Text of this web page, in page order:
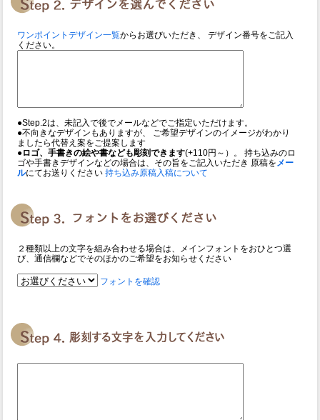
ワンポイントデザイン一覧からお選びいただき、 デザイン番号をご記入
ください。
●Step.2は、未記入で後でメールなどでご指定いただけます。
●不向きなデザインもありますが、 ご希望デザインのイメージがわかり
ましたら代替え案をご提案します
●ロゴ、手書きの絵や書なども彫刻できます(+110円～）。 持ち込みのロ
ゴや手書きデザインなどの場合は、その旨をご記入いただき 原稿をメー
ルにてお送りください 持ち込み原稿入稿について
２種類以上の文字を組み合わせる場合は、メインフォントをおひとつ選
び、通信欄などでそのほかのご希望をお知らせください
フォントを確認